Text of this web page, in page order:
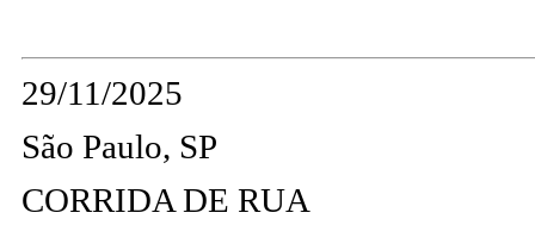
29/11/2025
São Paulo, SP
CORRIDA DE RUA